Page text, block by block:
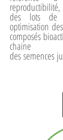
des lots de
optimisation
composés
chaine
des semences